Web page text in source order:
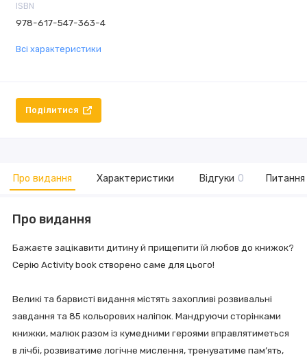
ISBN
978-617-547-363-4
Всі характеристики
Поділитися
Про видання Характеристики Відгуки 0 Питання
Про видання
Бажаєте зацікавити дитину й прищепити їй любов до книжок?
Серію Activity book створено саме для цього!
Великі та барвисті видання містять захопливі розвивальні
завдання та 85 кольорових наліпок. Мандруючи сторінками
книжки, малюк разом із кумедними героями вправлятиметься
в лічбі, розвиватиме логічне мислення, тренуватиме пам’ять,